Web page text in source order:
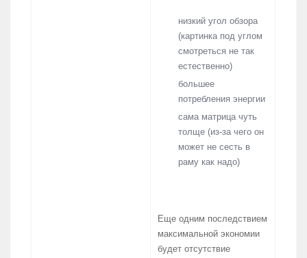
низкий угол обзора
(картинка под углом
смотреться не так
естественно)
большее
потребления энергии
сама матрица чуть
толще (из-за чего он
может не сесть в
раму как надо)
Еще одним последствием
максимальной экономии
будет отсутствие